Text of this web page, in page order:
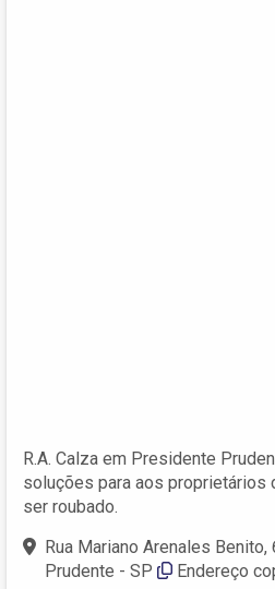
R.A. Calza em Presidente
soluções para aos proprietários
ser roubado.
Rua Mariano Arenales
Prudente - SP
Endereço